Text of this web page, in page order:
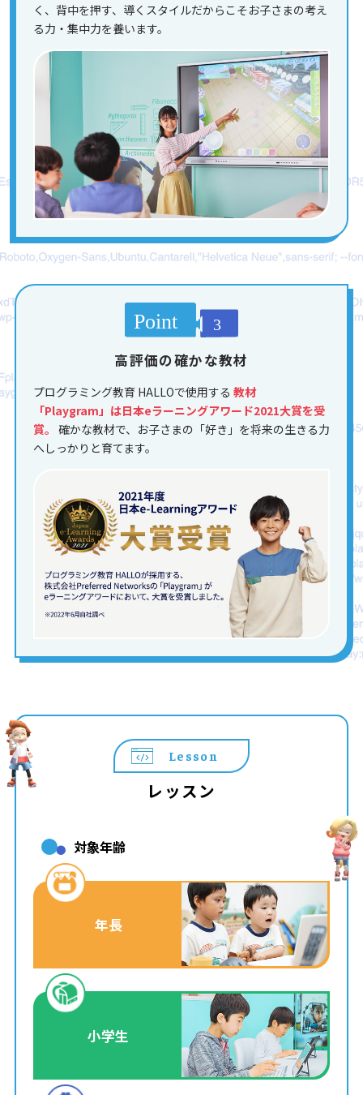
く、背中を押す、導くスタイルだからこそお子さまの考え
る力・集中力を養います。
高評価の確かな教材
プログラミング教育 HALLOで使用する 教材
「Playgram」は日本eラーニングアワード2021大賞を受
賞。 確かな教材で、お子さまの「好き」を将来の生きる力
へしっかりと育てます。
Lesson
レッスン
対象年齢
年長
小学生